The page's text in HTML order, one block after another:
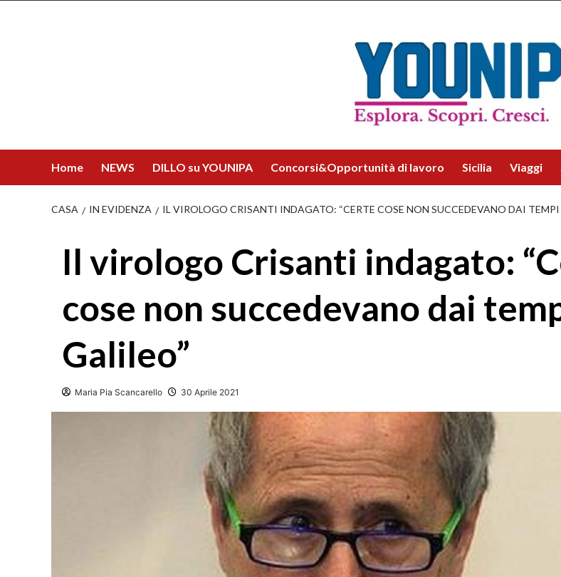
Home NEWS DILLO su YOUNIPA Concorsi&Opportunità di lavoro Sicilia Viaggi
CASA IN EVIDENZA IL VIROLOGO CRISANTI INDAGATO: “CERTE COSE NON SUCCEDEVANO DAI TEMPI
Il virologo Crisanti indagato:
cose non succedevano dai
Galileo”
Maria Pia Scancarello 30 Aprile 2021